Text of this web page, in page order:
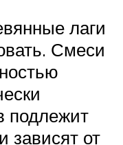
лаги
Смеси
подлежит
зависят от